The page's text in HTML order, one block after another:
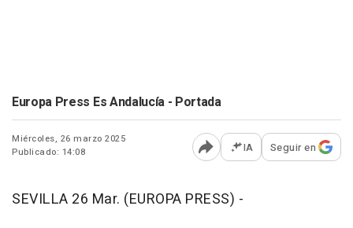
Europa Press Es Andalucía - Portada
Miércoles, 26 marzo 2025
Publicado: 14:08
Abrir opciones para
IA Seguir en
SEVILLA 26 Mar. (EUROPA PRESS) -